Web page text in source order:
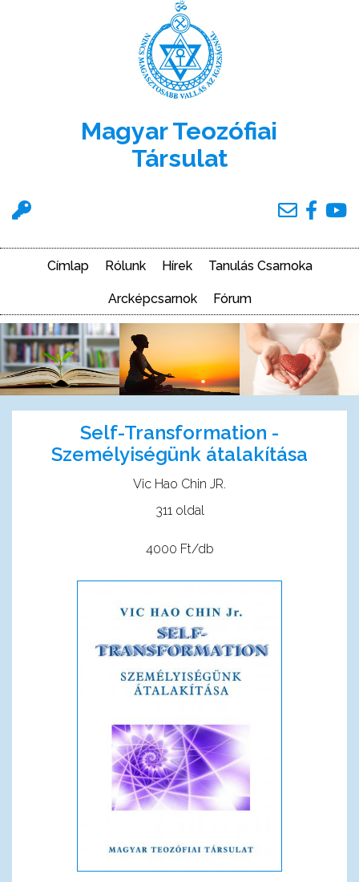
Felhasználói
Magyar Teozófiai
Társulat
Címlap Rólunk Hírek Tanulás Csarnoka
Arcképcsarnok Fórum
Self-Transformation -
Személyiségünk átalakítása
Vic Hao Chin JR.
311 oldal
4000 Ft/db